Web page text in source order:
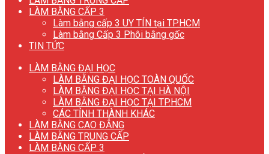
LÀM BẰNG CẤP 3
Làm bằng cấp 3 UY TÍN tại TP.HCM
Làm bằng Cấp 3 Phôi bằng gốc
TIN TỨC
LÀM BẰNG ĐẠI HỌC
LÀM BẰNG ĐẠI HỌC TOÀN QUỐC
LÀM BẰNG ĐẠI HỌC TẠI HÀ NỘI
LÀM BẰNG ĐẠI HỌC TẠI TP.HCM
CÁC TỈNH THÀNH KHÁC
LÀM BẰNG CAO ĐẲNG
LÀM BẰNG TRUNG CẤP
LÀM BẰNG CẤP 3